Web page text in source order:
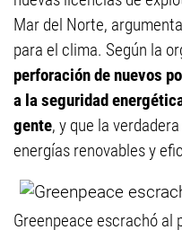
Mar del Norte,
para el clima. Según la
perforación de nuevos
a la seguridad
gente, y que la
energías renovables y
Greenpeace escrachó al